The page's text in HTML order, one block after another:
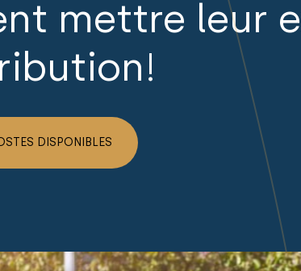
VOIR TOUTES NOS
mettre leur
DISPONIBLES